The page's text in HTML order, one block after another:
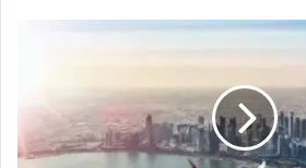
ഖത്തറിലെ
രോഗികൾ